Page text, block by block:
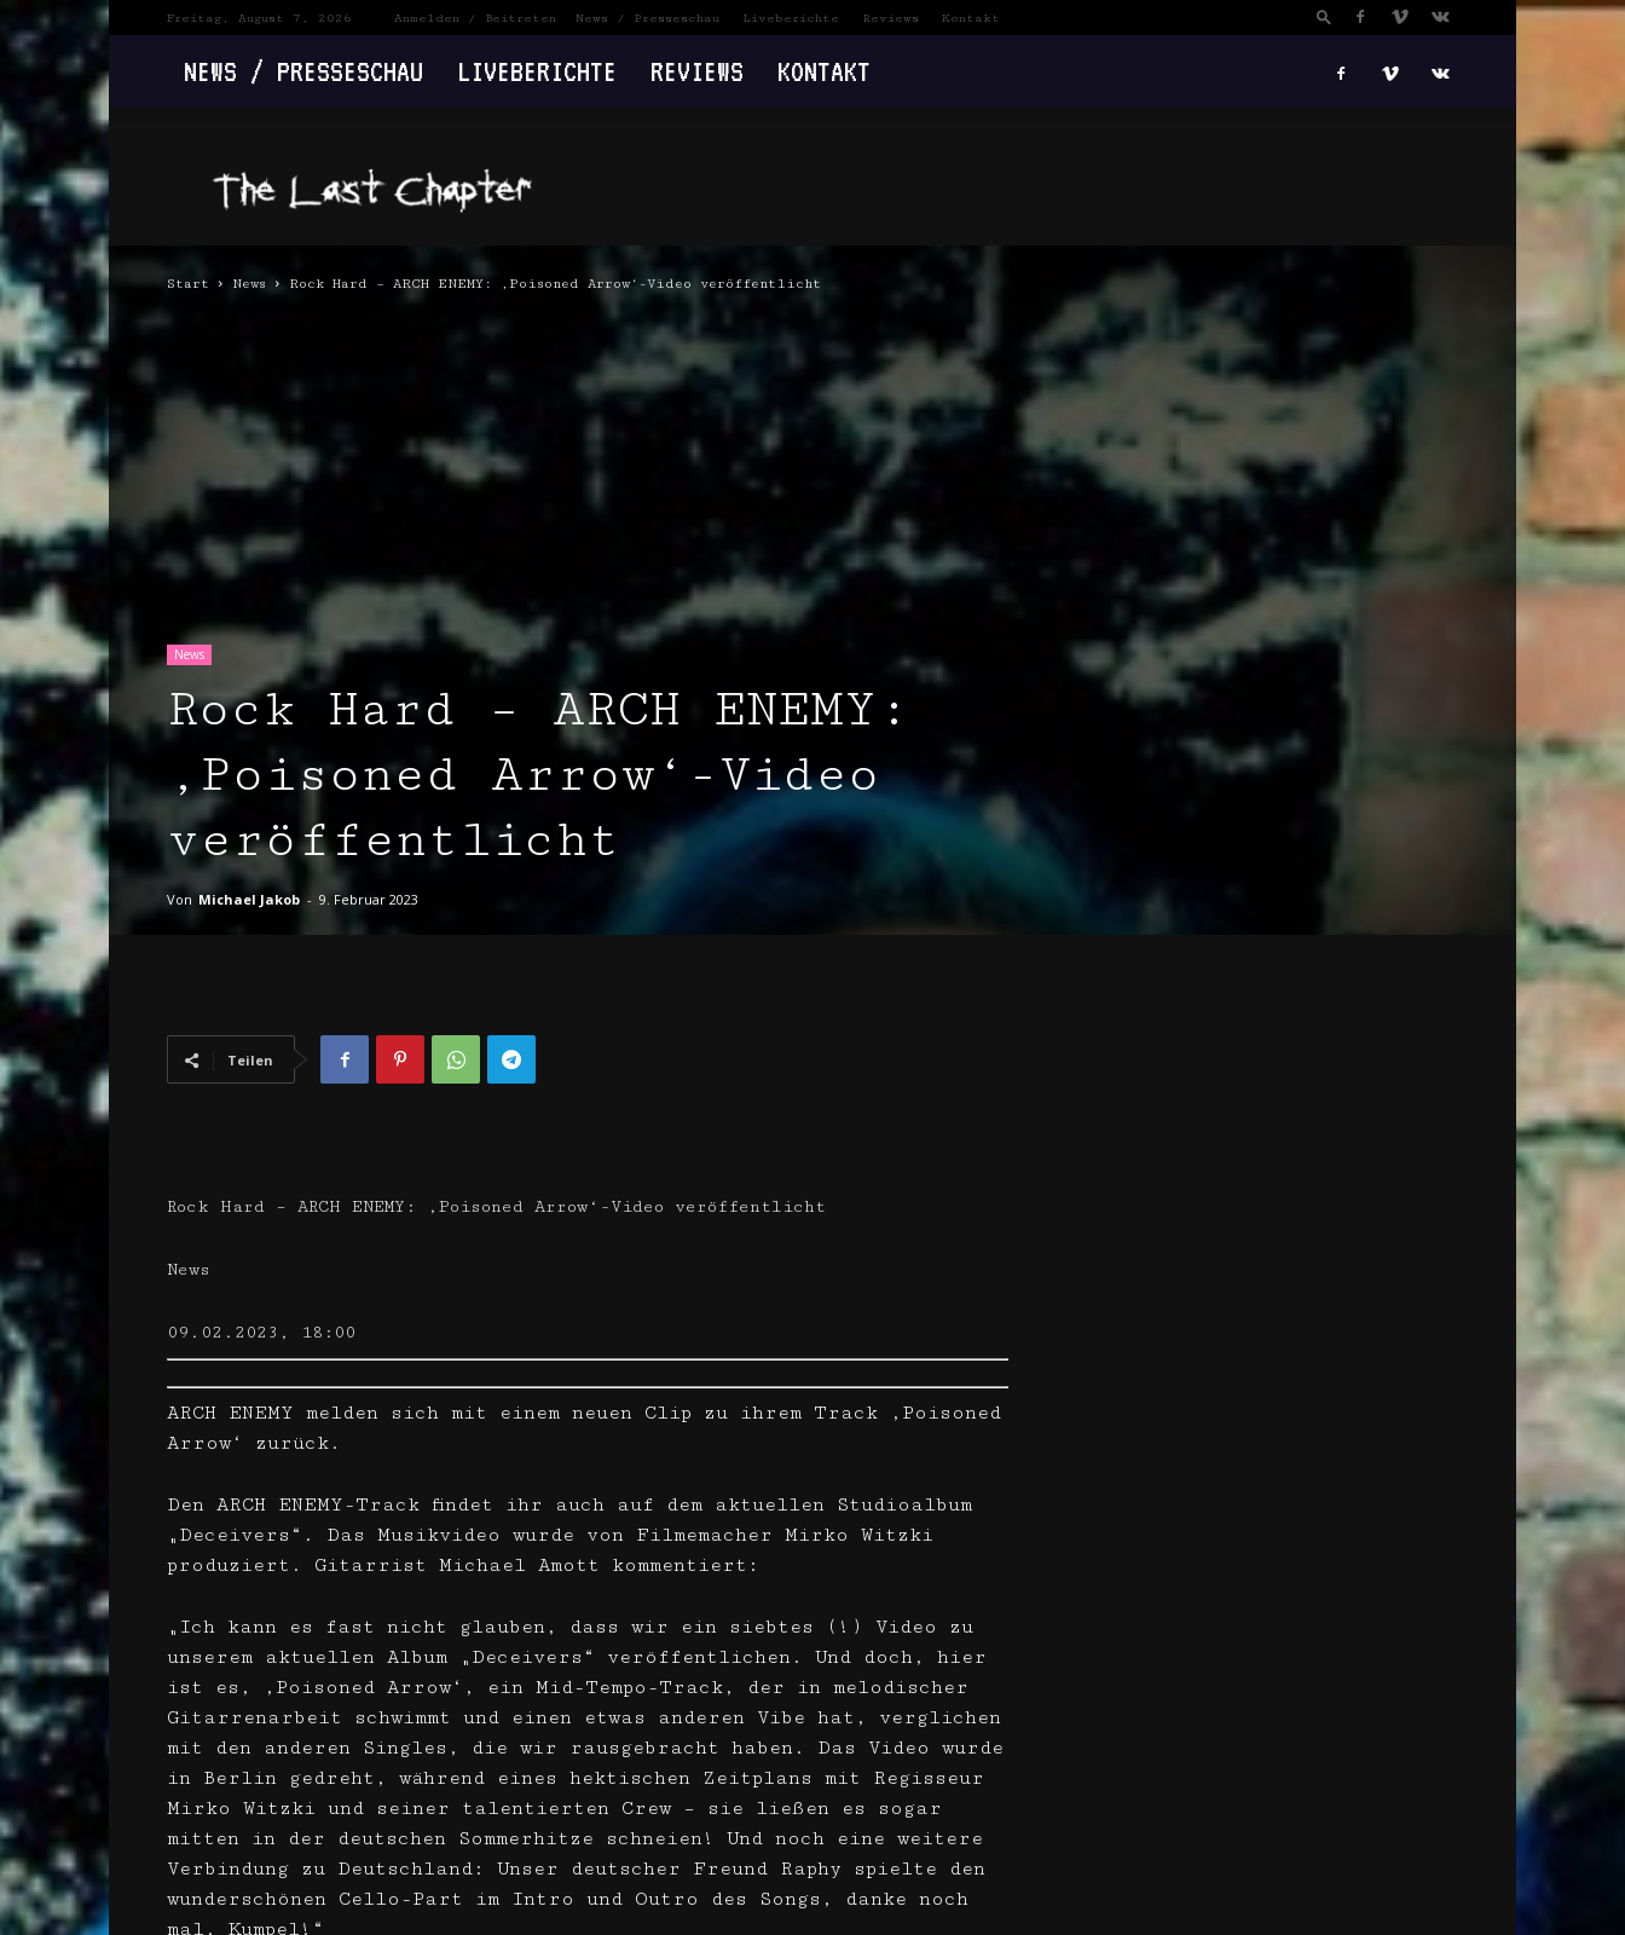
Freitag, August 7, 2026 Anmelden / Beitreten News / Presseschau Liveberichte Reviews Kontakt
NEWS / PRESSESCHAU LIVEBERICHTE REVIEWS KONTAKT
Last
Chapter
Start News Rock Hard – ARCH ENEMY: ‚Poisoned Arrow‘-Video veröffentlicht
News
Rock Hard – ARCH ENEMY:
‚Poisoned Arrow‘-Video
veröffentlicht
Von Michael Jakob - 9. Februar 2023
Teilen
Rock Hard – ARCH ENEMY: ‚Poisoned Arrow‘-Video veröffentlicht
News
09.02.2023, 18:00
ARCH ENEMY melden sich mit einem neuen Clip zu ihrem Track ‚Poisoned
Arrow‘ zurück.
Den ARCH ENEMY-Track findet ihr auch auf dem aktuellen Studioalbum
„Deceivers“. Das Musikvideo wurde von Filmemacher Mirko Witzki
produziert. Gitarrist Michael Amott kommentiert:
„Ich kann es fast nicht glauben, dass wir ein siebtes (!) Video zu
unserem aktuellen Album „Deceivers“ veröffentlichen. Und doch, hier
ist es, ‚Poisoned Arrow‘, ein Mid-Tempo-Track, der in melodischer
Gitarrenarbeit schwimmt und einen etwas anderen Vibe hat, verglichen
mit den anderen Singles, die wir rausgebracht haben. Das Video wurde
in Berlin gedreht, während eines hektischen Zeitplans mit Regisseur
Mirko Witzki und seiner talentierten Crew – sie ließen es sogar
mitten in der deutschen Sommerhitze schneien! Und noch eine weitere
Verbindung zu Deutschland: Unser deutscher Freund Raphy spielte den
wunderschönen Cello-Part im Intro und Outro des Songs, danke noch
mal, Kumpel!“